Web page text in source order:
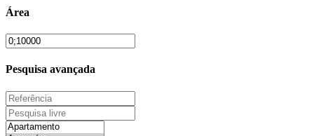
Área
Pesquisa avançada